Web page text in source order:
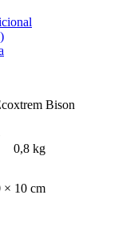
Bison
0,8 kg
× 10 cm